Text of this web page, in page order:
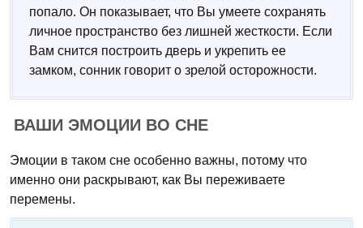
попало. Он показывает, что Вы умеете сохранять
личное пространство без лишней жесткости. Если
Вам снится построить дверь и укрепить ее
замком, сонник говорит о зрелой осторожности.
ВАШИ ЭМОЦИИ ВО СНЕ
Эмоции в таком сне особенно важны, потому что
именно они раскрывают, как Вы переживаете
перемены.